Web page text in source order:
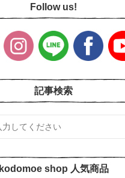
Follow us!
記事検索
kodomoe shop 人気商品